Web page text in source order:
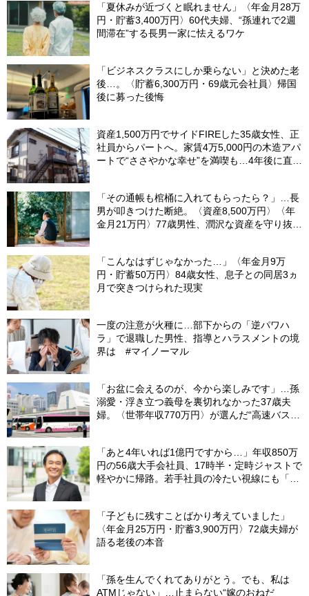
「夏休みが近づくと眠れません」〈年金月28万
円・貯蓄3,400万円〉60代夫婦、“孫連れで2週
間滞在”する長男一家に怯えるワケ
「ビジネスクラスにしか乗らない」と決めた老
後…。〈貯蓄6,300万円・69歳元会社員〉帰国
後に募った後悔
資産1,500万円でサイドFIREした35歳女性、正
社員からパートへ。家賃4万5,000円の木造アパ
ートで“ささやかな幸せ”を満喫も…4年後に直面
「その通帳も棺桶に入れてもらったら？」…長
男が叩きつけた断絶。〈資産8,500万円〉〈年
金月21万円〉77歳男性、潤沢な資産を守り抜い
「こんなはずじゃなかった…」〈年金月9万
円・貯蓄50万円〉84歳女性、息子との同居3ヵ
月で突きつけられた現実
一度の注意が火種に…部下からの「逆パワハ
ラ」で退職した男性、指導とハラスメントの境
界は #マイノーマル
「お盆に会えるのが、今から楽しみです」…孫
溺愛・浮き立つ義母を裏切れなかった37歳夫
婦。〈世帯年収770万円〉が選んだ“高速バス帰
「あと4年いれば1億円ですから…」年収850万
円の56歳大手会社員、17時半・定時ジャストで
軽やかに帰路。若手社員の冷たい視線にも「だ
「子どもに残すことばかり考えていました」
〈年金月25万円・貯蓄3,900万円〉72歳夫婦が
語る老後の本音
「孫を生んでくれてありがとう。でも、私は
ATMじゃない」…止まらない“嫁のおねだ